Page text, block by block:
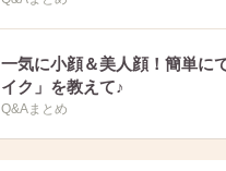
一気に小顔＆美人顔！簡単に
イク」を教えて♪
Q&Aまとめ